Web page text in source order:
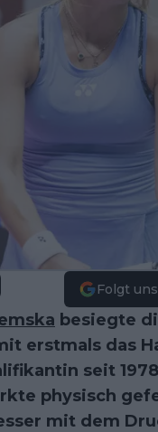
Folgt
besiegte
erstmals das
seit
physisch
mit dem